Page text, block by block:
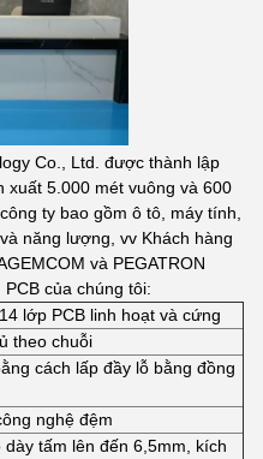
Co., Ltd. được thành lập
xuất 5.000 mét vuông và 600
ty bao gồm ô tô, máy tính,
năng lượng, vv Khách hàng
và PEGATRON
của chúng tôi:
lớp PCB linh hoạt và cứng
theo chuỗi
cách lấp đầy lỗ bằng đồng
nghệ đệm
tấm lên đến 6,5mm, kích